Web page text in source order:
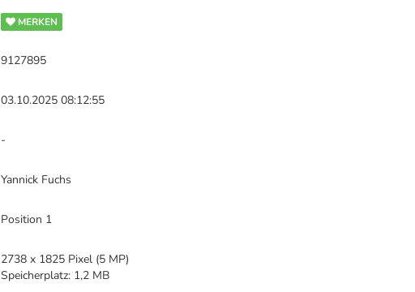
MERKEN
9127895
03.10.2025 08:12:55
-
Yannick Fuchs
Position 1
2738 x 1825 Pixel (5 MP)
Speicherplatz: 1,2 MB